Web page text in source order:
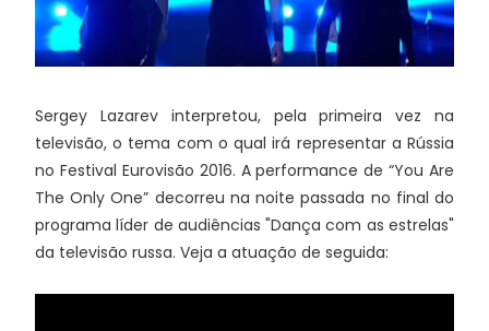
Sergey Lazarev interpretou, pela primeira vez na
televisão, o tema com o qual irá representar a Rússia
no Festival Eurovisão 2016. A performance de “You Are
The Only One” decorreu na noite passada no final do
programa líder de audiências "Dança com as estrelas"
da televisão russa. Veja a atuação de seguida: